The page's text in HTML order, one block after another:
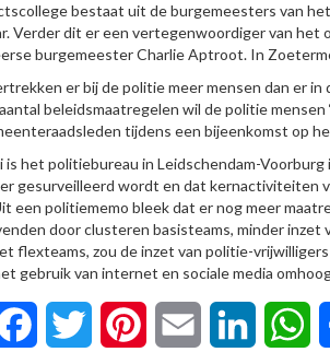
bestaat uit de burgemeesters van
Verder dit er een vertegenwoordiger van
burgemeester Charlie Aptroot. In
er bij de politie meer mensen dan er
beleidsmaatregelen wil de politie mensen
tijdens een bijeenkomst op
is het politiebureau in Leidschendam-
gesurveilleerd wordt en dat kernactiviteiten
een politiememo bleek dat er nog meer
door clusteren basisteams, minder inzet
flexteams, zou de inzet van politie-
gebruik van internet en sociale media
FacebookTwitter Pinterest Email LinkedIn